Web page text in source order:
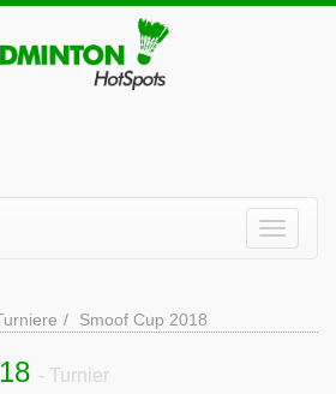
Smoof Cup 2018
- Turnier